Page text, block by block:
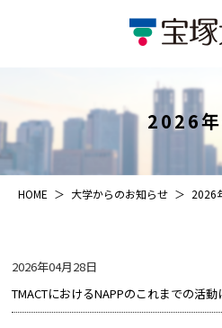
2026
HOME 大学からのお知らせ 2026
2026年04月28日
TMACTにおけるNAPPのこれまでの活